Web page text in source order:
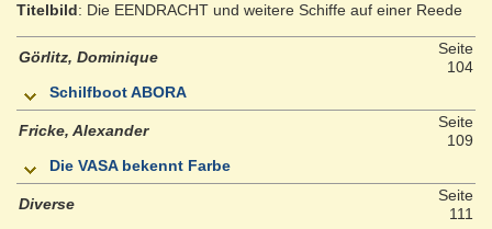
Titelbild: Die EENDRACHT und weitere Schiffe auf einer Reede
Görlitz, Dominique
Seite
104
Schilfboot ABORA
Fricke, Alexander
Seite
109
Die VASA bekennt Farbe
Diverse
Seite
111